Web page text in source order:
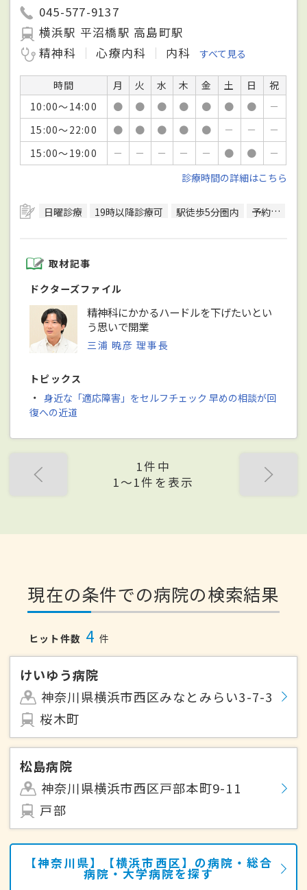
045-577-9137
横浜駅 平沼橋駅 高島町駅
精神科
心療内科 内科 すべて見る
時間 月 火 水 木 金 土 日
祝
10:00～14:00
● ● ● ● ● ● ●
－
15:00～22:00
● ● ● ● ● － －
－
15:00～19:00
－ － － － － ● ●
－
診療時間の詳細はこちら
日曜診療 19時以降診療可 駅徒歩5分圏内 予約可
取材記事
ドクターズファイル
精神科にかかるハードルを下げたいとい
う思いで開業
三浦 暁彦 理事長
トピックス
・ 身近な「適応障害」をセルフチェック 早めの相談が回
復への近道
1件中
1〜1件を表示
現在の条件での病院の検索結果
ヒット件数 4 件
けいゆう病院
神奈川県横浜市西区みなとみらい3-7-3
桜木町
松島病院
神奈川県横浜市西区戸部本町9-11
戸部
【神奈川県】【横浜市西区】の病院・総合
病院・大学病院を探す